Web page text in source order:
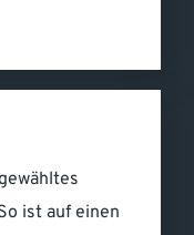
ist auf einen